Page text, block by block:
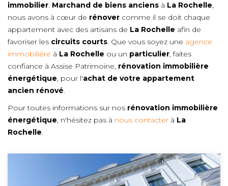
immobilier. Marchand de biens anciens à La Rochelle,
nous avons à cœur de rénover comme il se doit chaque
appartement avec des artisans de La Rochelle afin de
favoriser les circuits courts. Que vous soyez une agence
immobilière à La Rochelle ou un particulier, faites
confiance à Assise Patrimoine, rénovation immobilière
énergétique, pour l'achat de votre appartement
ancien rénové.
Pour toutes informations sur nos rénovation immobilière
énergétique, n'hésitez pas à nous contacter à La
Rochelle.